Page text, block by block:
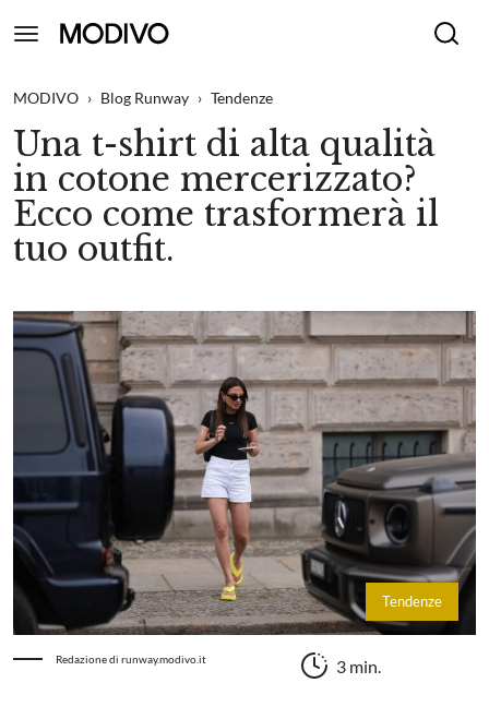
MODIVO › Blog Runway › Tendenze
Una t-shirt di alta qualità
in cotone mercerizzato?
Ecco come trasformerà il
tuo outfit.
Tendenze
Redazione di runway.modivo.it 3 min.